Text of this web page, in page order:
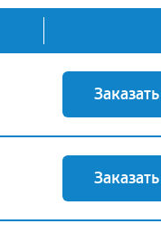
Заказать
Заказать